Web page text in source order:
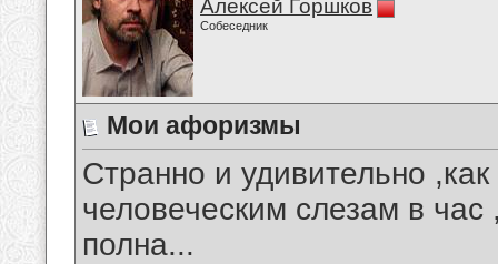
Алексей Горшков
Собеседник
Мои афоризмы
Странно и удивительно
человеческим слезам в
полна...